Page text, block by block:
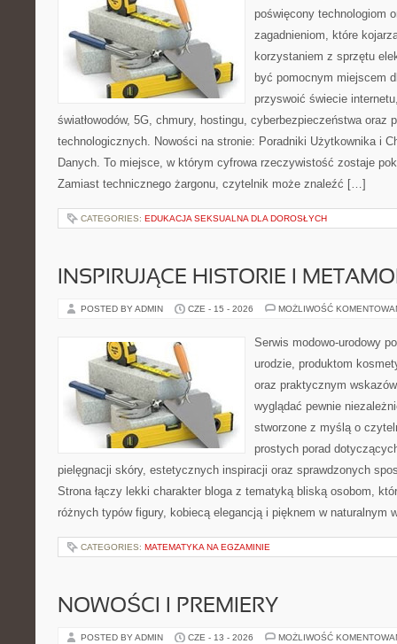
poświęcony technologiom
zagadnieniom, które
korzystaniem z sprzętu
być pomocnym miejscem
przyswoić świecie
światłowodów, 5G, chmury, hostingu, cyberbezpieczeństwa oraz
technologicznych. Nowości na stronie: Poradniki Użytkownika i
Danych. To miejsce, w którym cyfrowa rzeczywistość zostaje
Zamiast technicznego żargonu, czytelnik może znaleźć […]
CATEGORIES: EDUKACJA SEKSUALNA DLA DOROSŁYCH
INSPIRUJĄCE HISTORIE I
POSTED BY ADMIN CZE - 15 - 2026 MOŻLIWOŚĆ
Serwis modowo-urodowy
urodzie, produktom
oraz praktycznym
wyglądać pewnie
stworzone z myślą o
prostych porad
pielęgnacji skóry, estetycznych inspiracji oraz sprawdzonych
Strona łączy lekki charakter bloga z tematyką bliską osobom,
różnych typów figury, kobiecą elegancją i pięknem w naturalnym
CATEGORIES: MATEMATYKA NA EGZAMINIE
NOWOŚCI I PREMIERY
POSTED BY ADMIN CZE - 13 - 2026 MOŻLIWOŚĆ